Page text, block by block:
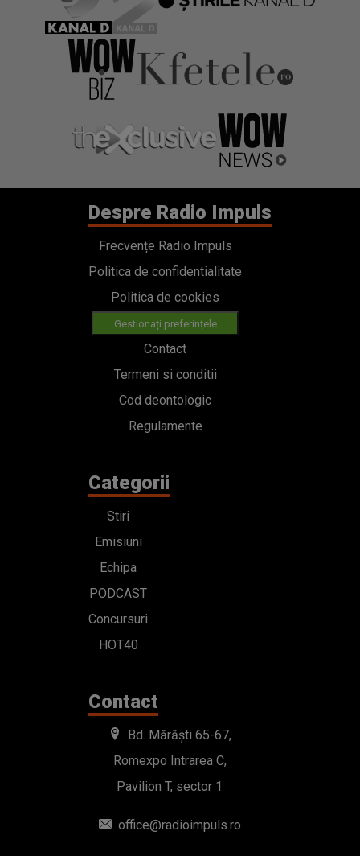
Despre Radio Impuls
Frecvențe Radio Impuls
Politica de confidentialitate
Politica de cookies
Gestionați preferințele
Contact
Termeni si conditii
Cod deontologic
Regulamente
Categorii
Stiri
Emisiuni
Echipa
PODCAST
Concursuri
HOT40
Contact
Bd. Mărăști 65-67,
Romexpo Intrarea C,
Pavilion T, sector 1
office@radioimpuls.ro